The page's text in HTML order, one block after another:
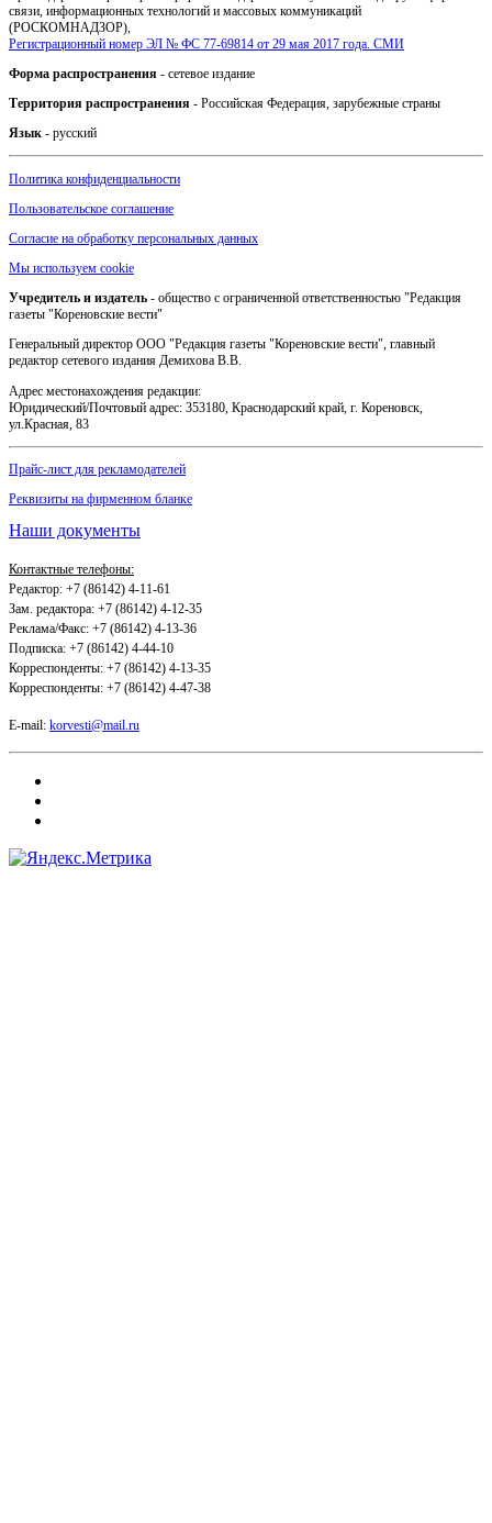
связи, информационных технологий и массовых коммуникаций
(РОСКОМНАДЗОР),
Регистрационный номер ЭЛ № ФС 77-69814 от 29 мая 2017 года. СМИ
Форма распространения - сетевое издание
Территория распространения - Российская Федерация, зарубежные страны
Язык - русский
Политика конфиденциальности
Пользовательское соглашение
Согласие на обработку персональных данных
Мы используем cookie
Учредитель и издатель - общество с ограниченной ответственностью "Редакция
газеты "Кореновские вести"
Генеральный директор ООО "Редакция газеты "Кореновские вести", главный
редактор сетевого издания Демихова В.В.
Адрес местонахождения редакции:
Юридический/Почтовый адрес: 353180, Краснодарский край, г. Кореновск,
ул.Красная, 83
Прайс-лист для рекламодателей
Реквизиты на фирменном бланке
Наши документы
Контактные телефоны:
Редактор: +7 (86142) 4-11-61
Зам. редактора: +7 (86142) 4-12-35
Реклама/Факс: +7 (86142) 4-13-36
Подписка: +7 (86142) 4-44-10
Корреспонденты: +7 (86142) 4-13-35
Корреспонденты: +7 (86142) 4-47-38
E-mail: korvesti@mail.ru